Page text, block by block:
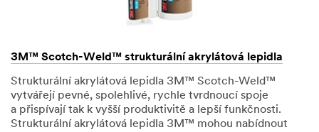
3M™ Scotch-Weld™ strukturální akrylátová lepidla
Strukturální akrylátová lepidla 3M™ Scotch-Weld™
vytvářejí pevné, spolehlivé, rychle tvrdnoucí spoje
a přispívají tak k vyšší produktivitě a lepší funkčnosti.
Strukturální akrylátová lepidla 3M™ mohou nabídnout